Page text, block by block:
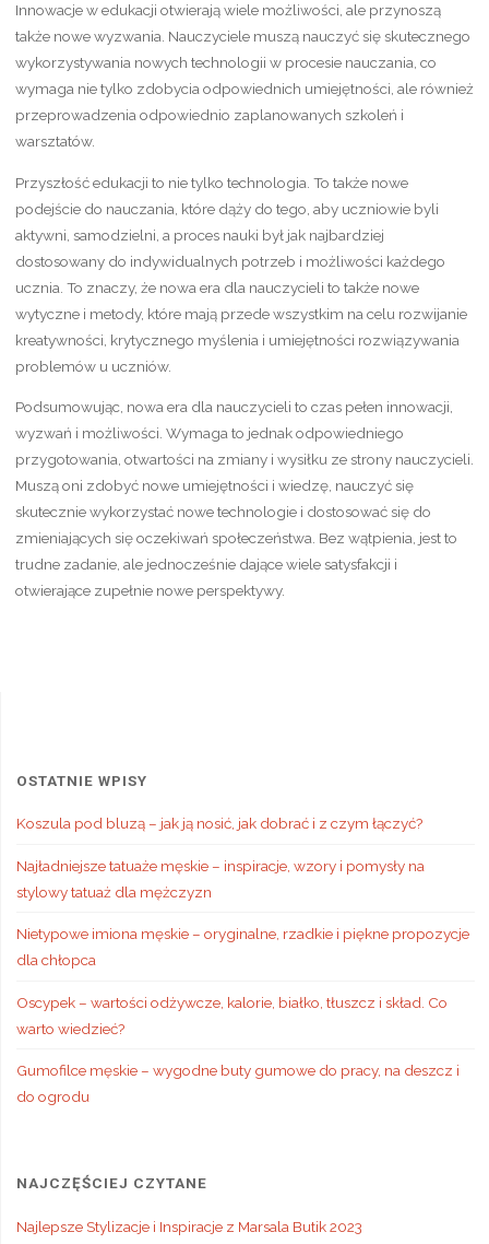
Innowacje w edukacji otwierają wiele możliwości, ale przynoszą
także nowe wyzwania. Nauczyciele muszą nauczyć się skutecznego
wykorzystywania nowych technologii w procesie nauczania, co
wymaga nie tylko zdobycia odpowiednich umiejętności, ale również
przeprowadzenia odpowiednio zaplanowanych szkoleń i
warsztatów.
Przyszłość edukacji to nie tylko technologia. To także nowe
podejście do nauczania, które dąży do tego, aby uczniowie byli
aktywni, samodzielni, a proces nauki był jak najbardziej
dostosowany do indywidualnych potrzeb i możliwości każdego
ucznia. To znaczy, że nowa era dla nauczycieli to także nowe
wytyczne i metody, które mają przede wszystkim na celu rozwijanie
kreatywności, krytycznego myślenia i umiejętności rozwiązywania
problemów u uczniów.
Podsumowując, nowa era dla nauczycieli to czas pełen innowacji,
wyzwań i możliwości. Wymaga to jednak odpowiedniego
przygotowania, otwartości na zmiany i wysiłku ze strony nauczycieli.
Muszą oni zdobyć nowe umiejętności i wiedzę, nauczyć się
skutecznie wykorzystać nowe technologie i dostosować się do
zmieniających się oczekiwań społeczeństwa. Bez wątpienia, jest to
trudne zadanie, ale jednocześnie dające wiele satysfakcji i
otwierające zupełnie nowe perspektywy.
OSTATNIE WPISY
Koszula pod bluzą – jak ją nosić, jak dobrać i z czym łączyć?
Najładniejsze tatuaże męskie – inspiracje, wzory i pomysły na
stylowy tatuaż dla mężczyzn
Nietypowe imiona męskie – oryginalne, rzadkie i piękne propozycje
dla chłopca
Oscypek – wartości odżywcze, kalorie, białko, tłuszcz i skład. Co
warto wiedzieć?
Gumofilce męskie – wygodne buty gumowe do pracy, na deszcz i
do ogrodu
NAJCZĘŚCIEJ CZYTANE
Najlepsze Stylizacje i Inspiracje z Marsala Butik 2023